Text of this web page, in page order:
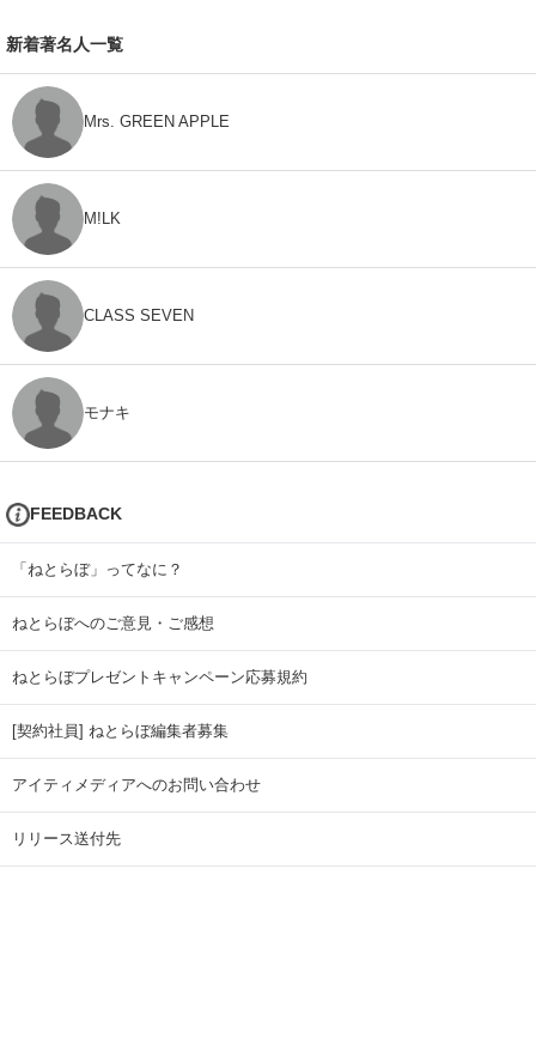
新着著名人一覧
Mrs. GREEN APPLE
M!LK
CLASS SEVEN
モナキ
FEEDBACK
「ねとらぼ」ってなに？
ねとらぼへのご意見・ご感想
ねとらぼプレゼントキャンペーン応募規約
[契約社員] ねとらぼ編集者募集
アイティメディアへのお問い合わせ
リリース送付先